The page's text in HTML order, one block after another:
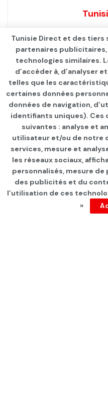
Page d'accueil
Corée du
Ukraine
depuis
Tunisie Direct et des
partenaires
technologies similaires.
d’accéder à, d’analyser
telles que les
certaines données
données de navigation,
identifiants uniques). Ces
suivantes : analyse et
utilisateur et/ou de notre
services, mesure et
les réseaux sociaux,
personnalisés, mesure
des publicités et du
l’utilisation de ces
»